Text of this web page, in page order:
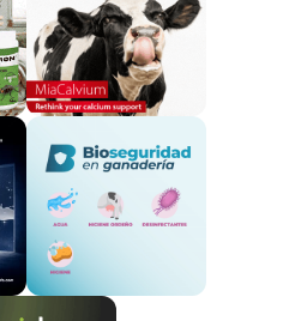
con 15; Aberdeen-
con 2 ejemplares,
por la Asociación de
y León (Limucyl),
Ganado Vacuno Charolés
de Charolés), Unión
Selecto de Raza
Asociación Blonde de
(ABACYL), Asociación
Ganado Vacuno Aberdeen-
Promoción y Mejora de la